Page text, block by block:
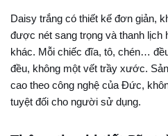
Daisy trắng có thiết kế đơn giản,
được nét sang trọng và thanh lịch
khác. Mỗi chiếc đĩa, tô, chén…
đều, không một vết trầy xước.
cao theo công nghệ của Đức,
tuyệt đối cho người sử dụng.